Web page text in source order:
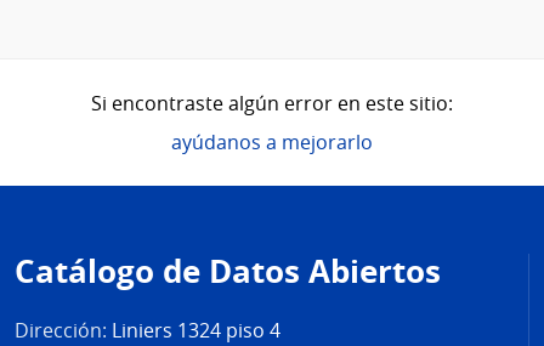
Si encontraste algún error en este sitio:
ayúdanos a mejorarlo
de
página
Catálogo de Datos Abiertos
Dirección: Liniers 1324 piso 4